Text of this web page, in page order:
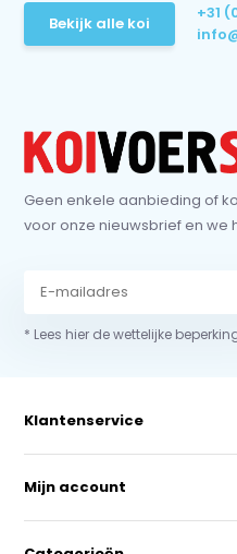
Bekijk alle koi
+31
Geen enkele aanbieding of
voor onze nieuwsbrief en we
* Lees hier de wettelijke
Klantenservice
Mijn account